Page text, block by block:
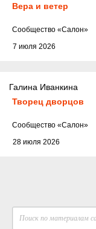
Вера и ветер
7 июля 2026
Cообщество «Салон»
Галина Иванкина
Творец дворцов
28 июля 2026
Cообщество «Салон»